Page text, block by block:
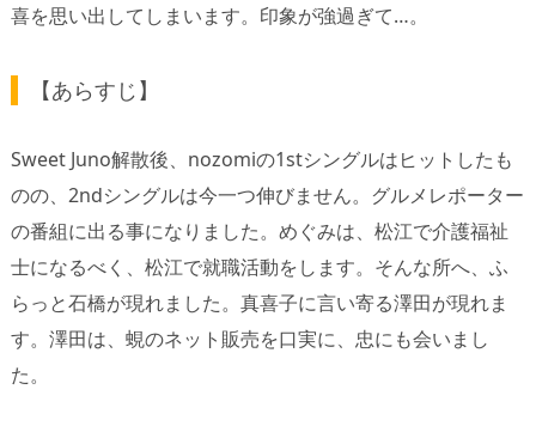
喜を思い出してしまいます。印象が強過ぎて…。
【あらすじ】
Sweet Juno解散後、nozomiの1stシングルはヒットしたも
のの、2ndシングルは今一つ伸びません。グルメレポーター
の番組に出る事になりました。めぐみは、松江で介護福祉
士になるべく、松江で就職活動をします。そんな所へ、ふ
らっと石橋が現れました。真喜子に言い寄る澤田が現れま
す。澤田は、蜆のネット販売を口実に、忠にも会いまし
た。